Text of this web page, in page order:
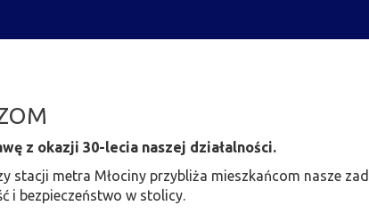
z okazji 30-lecia naszej działalności.
stacji metra Młociny przybliża mieszkańcom nasze
i bezpieczeństwo w stolicy.